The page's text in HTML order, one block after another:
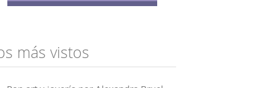
más vistos